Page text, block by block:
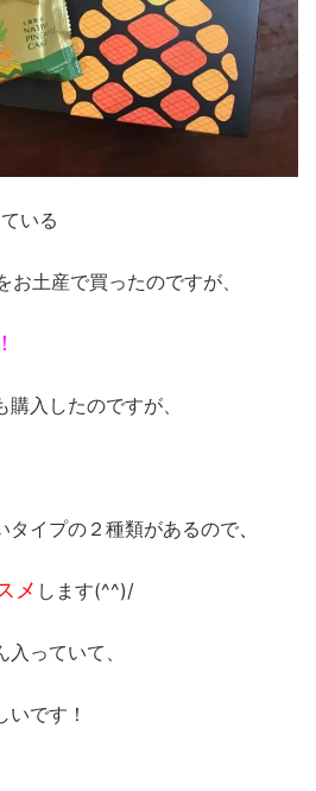
いる
お土産で買ったのですが、
入したのですが、
タイプの２種類があるので、
メ します(^^)/
っていて、
です！